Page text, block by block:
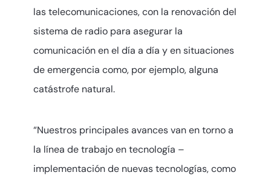
las telecomunicaciones, con la renovación del
sistema de radio para asegurar la
comunicación en el día a día y en situaciones
de emergencia como, por ejemplo, alguna
catástrofe natural.
“Nuestros principales avances van en torno a
la línea de trabajo en tecnología –
implementación de nuevas tecnologías, como